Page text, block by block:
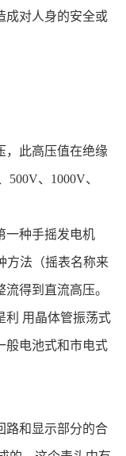
成对人身的安全或
此高压值在绝缘
、1000V、
种手摇发电机
方法（摇表名称来
得到直流高压。
利 用晶体管振荡式
般电池式和市电式
和显示部分的合